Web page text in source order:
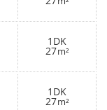
1DK
27m²
1DK
27m²